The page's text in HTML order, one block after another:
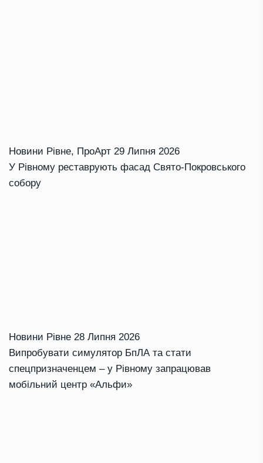
Новини Рівне, ПроАрт 29 Липня 2026
У Рівному реставрують фасад Свято-Покровського
собору
Новини Рівне 28 Липня 2026
Випробувати симулятор БпЛА та стати
спецпризначенцем – у Рівному запрацював
мобільний центр «Альфи»